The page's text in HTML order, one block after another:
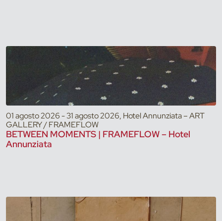
01 agosto 2026 - 31 agosto 2026, Hotel Annunziata – ART
GALLERY / FRAMEFLOW
BETWEEN MOMENTS | FRAMEFLOW – Hotel
Annunziata